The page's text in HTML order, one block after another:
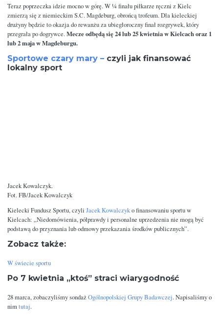
Teraz poprzeczka idzie mocno w górę. W ¼ finału piłkarze ręczni z Kielc
zmierzą się z niemieckim S.C. Magdeburg, obrońcą trofeum. Dla kieleckiej
drużyny będzie to okazja do rewanżu za ubiegłoroczny finał rozgrywek, który
przegrała po dogrywce.Mecze odbędą się 24 lub 25 kwietnia w Kielcach oraz 1
lub 2 maja w Magdeburgu.
Sportowe czary mary – czyli jak finansować
lokalny sport
Jacek Kowalczyk.
Fot. FB/Jacek Kowalczyk
Kielecki Fundusz Sportu, czyli Jacek Kowalczyko finansowaniu sportu w
Kielcach: „Niedomówienia, półprawdy i personalne uprzedzenia nie mogą być
podstawą do przyznania lub odmowy przekazania środków publicznych”.
Zobacz także:
W świecie sportu
Po 7 kwietnia „ktoś” straci wiarygodność
28 marca, zobaczyliśmy sondażOgólnopolskiej Grupy Badawczej. Napisaliśmy o
nimtutaj.